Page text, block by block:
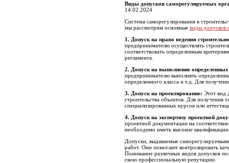
Виды допусков саморегулируемых
14.02.2024
Система саморегулирования в
мы рассмотрим основные виды допусков
1. Допуск на право ведения
предпринимателю осуществлять
соответствовать определенным
регламента.
2. Допуск на выполнение
предпринимателю выполнять
определенного класса и т.д. Для
3. Допуск на проектирование: Этот вид
строительства объектов. Для
специализированных курсов или
4. Допуск на экспертизу проектной
проектной документации на
необходимо иметь высокие
Допуски, выдаваемые
работ. Они помогают контролировать
Понимание различных видов допусков
свою профессиональную репутацию.